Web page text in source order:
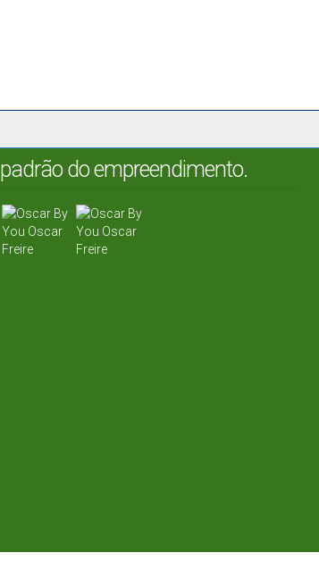
do empreendimento.